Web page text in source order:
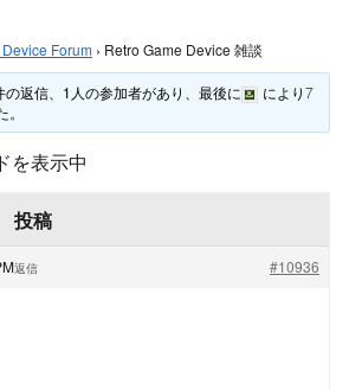
Forum › Retro Game Device 雑談
の返信、1人の参加者があり、最後に により7
を表示中
投稿
#10936
返信